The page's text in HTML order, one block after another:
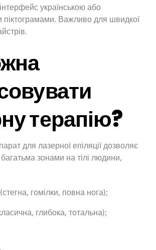
інтерфейс українською або
піктограмами. Важливо для швидкої
терапію?
для лазерної епіляції дозволяє
зонами на тілі людини,
(стегна, гомілки, повна нога);
глибока, тотальна);